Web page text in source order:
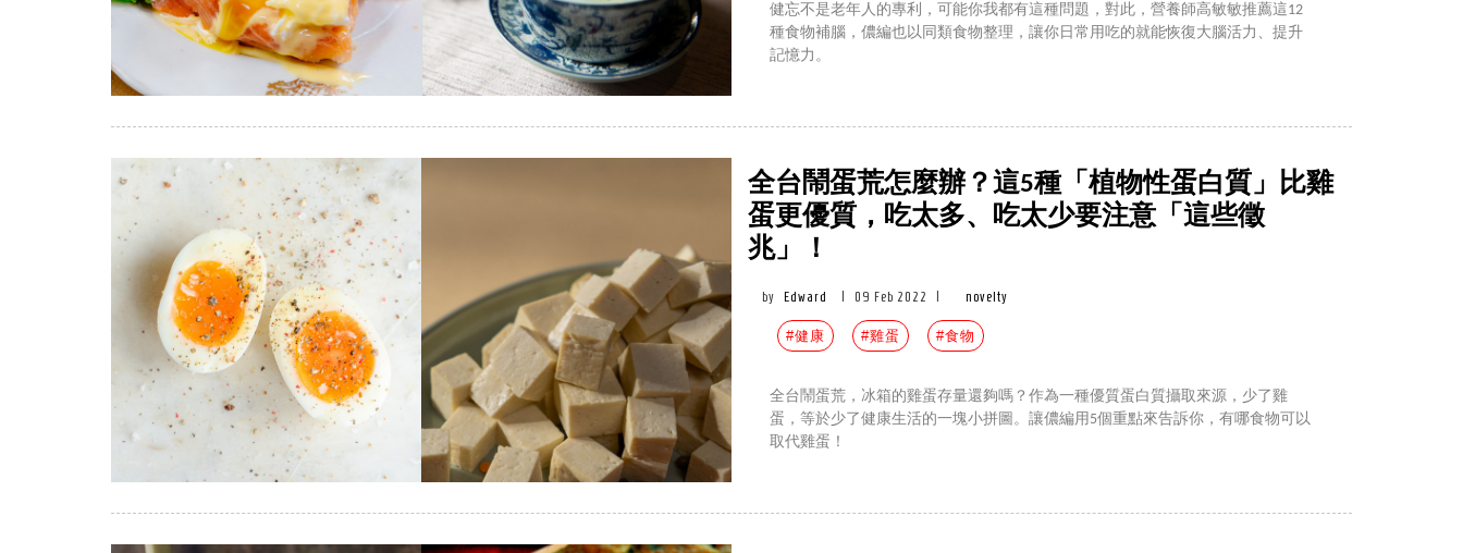
健忘不是老年人的專利，可能你我都有這種問題，對此，營養師高敏敏推薦這12
種食物補腦，儂編也以同類食物整理，讓你日常用吃的就能恢復大腦活力、提升
記憶力。
全台鬧蛋荒怎麼辦？這5種「植物性蛋白質」比雞
蛋更優質，吃太多、吃太少要注意「這些徵
兆」！
by Edward 09 Feb 2022 novelty
#健康 #雞蛋 #食物
全台鬧蛋荒，冰箱的雞蛋存量還夠嗎？作為一種優質蛋白質攝取來源，少了雞
蛋，等於少了健康生活的一塊小拼圖。讓儂編用5個重點來告訴你，有哪食物可以
取代雞蛋！